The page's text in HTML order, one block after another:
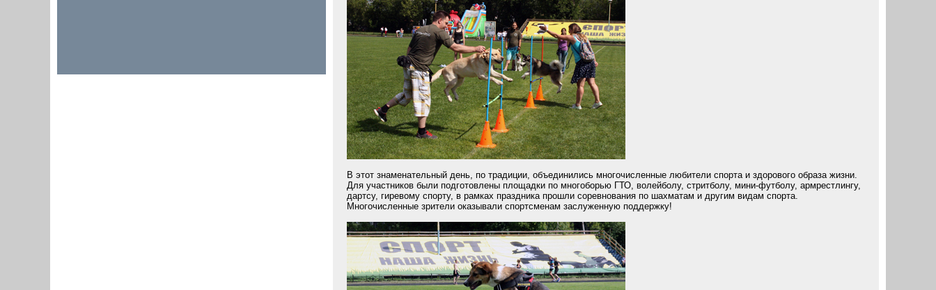
В этот знаменательный день, по традиции, объединились многочисленные любители спорта и здорового образа жизни.
Для участников были подготовлены площадки по многоборью ГТО, волейболу, стритболу, мини-футболу, армрестлингу,
дартсу, гиревому спорту, в рамках праздника прошли соревнования по шахматам и другим видам спорта.
Многочисленные зрители оказывали спортсменам заслуженную поддержку!